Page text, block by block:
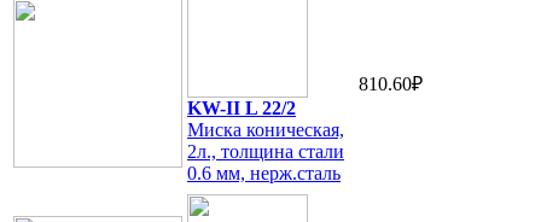
KW-II L 22/2
Миска коническая,
2л., толщина стали
0.6 мм, нерж.сталь
810.60₽